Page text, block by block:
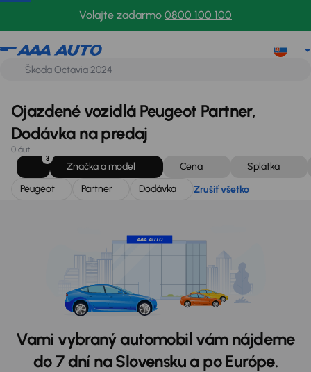
Volajte zadarmo 0800 100 100
Peugeot
Ojazdené vozidlá Peugeot Partner,
Dodávka na predaj
0 áut
3
Značka a model Cena
Splátka
Peugeot
Partner Dodávka Zrušiť všetko
Vami vybraný automobil vám nájdeme
do 7 dní na Slovensku a po Európe.